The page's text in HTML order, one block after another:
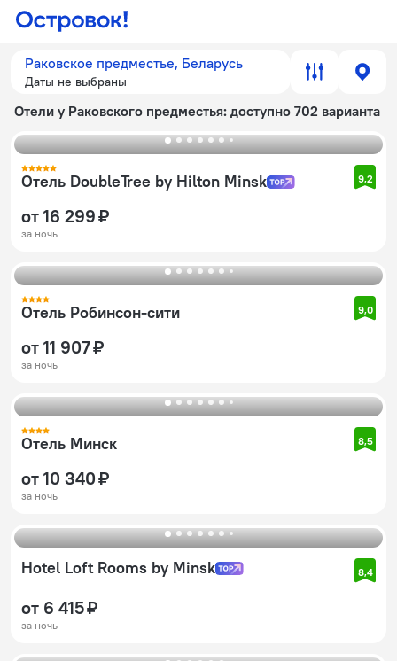
Раковское предместье, Беларусь
Даты не выбраны
Отели у Раковского предместья: доступно 702 варианта
Отель DoubleTree by Hilton Minsk 9,2
от 16 299 ₽
за ночь
Отель Робинсон-сити 9,0
от 11 907 ₽
за ночь
Отель Минск 8,5
от 10 340 ₽
за ночь
Hotel Loft Rooms by Minsk 8,4
от 6 415 ₽
за ночь